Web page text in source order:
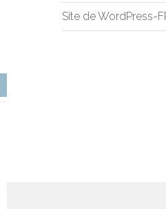
Site de WordPress-